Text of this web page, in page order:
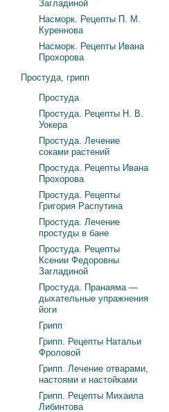
Загладиной
Насморк. Рецепты П. М.
Куреннова
Насморк. Рецепты Ивана
Прохорова
Простуда, грипп
Простуда
Простуда. Рецепты Н. В.
Уокера
Простуда. Лечение
соками растений
Простуда. Рецепты Ивана
Прохорова
Простуда. Рецепты
Григория Распутина
Простуда. Лечение
простуды в бане
Простуда. Рецепты
Ксении Федоровны
Загладиной
Простуда. Пранаяма —
дыхательные упражнения
йоги
Грипп
Грипп. Рецепты Натальи
Фроловой
Грипп. Лечение отварами,
настоями и настойками
Грипп. Рецепты Михаила
Либинтова